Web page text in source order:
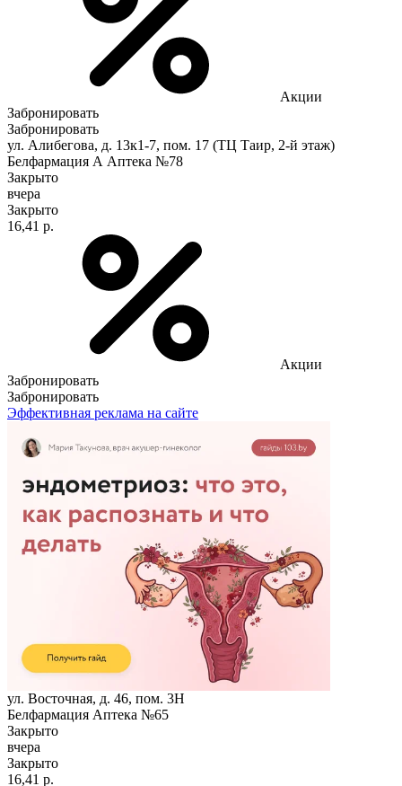
Акции
Забронировать
Забронировать
ул. Алибегова, д. 13к1-7, пом. 17 (ТЦ Таир, 2-й этаж)
Белфармация А Аптека №78
Закрыто
вчера
Закрыто
16,41 р.
Акции
Забронировать
Забронировать
Эффективная реклама на сайте
ул. Восточная, д. 46, пом. 3Н
Белфармация Аптека №65
Закрыто
вчера
Закрыто
16,41 р.